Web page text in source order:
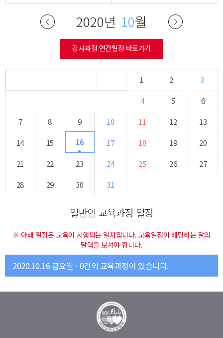
2020년 10월
강사과정 연간일정 바로가기
1 2
3
4
5
6
7
8 9 10 11 12
13
14
15 16 17 18 19
20
21
22 23 24 25 26
27
28
29 30 31
일반인 교육과정 일정
※ 아래 일정은 교육이 시행되는 일자입니다. 교육일정이 해당하는 달의
달력을 보셔야 합니다.
2020.10.16 금요일 - 0건의 교육과정이 있습니다.